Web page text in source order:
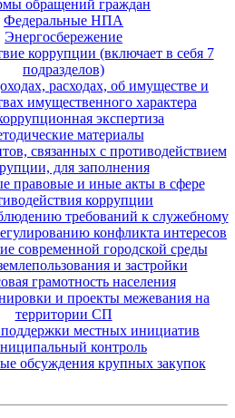
обращений граждан
Федеральные НПА
Энергосбережение
коррупции (включает в себя 7
подразделов)
расходах, об имуществе и
имущественного характера
экспертиза
материалы
связанных с противодействием
для заполнения
правовые и иные акты в сфере
коррупции
требований к служебному
конфликта интересов
современной городской среды
и застройки
грамотность населения
и проекты межевания на
территории СП
местных инициатив
контроль
обсуждения крупных закупок